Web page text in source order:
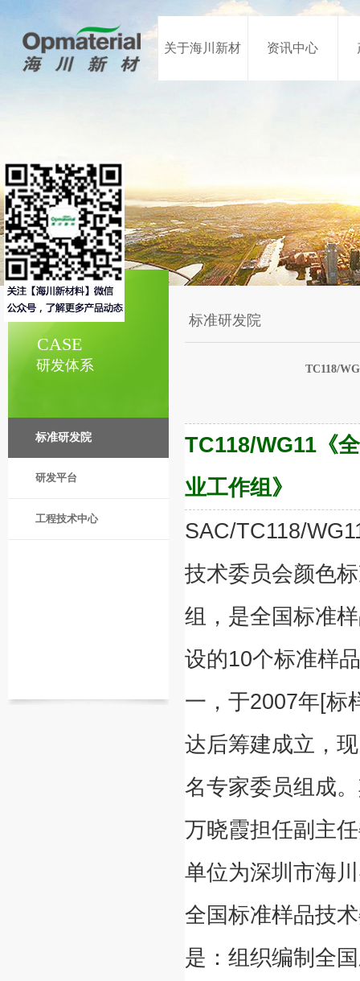
关于海川新材 资讯中心
研发体系
CASE
标准研发院
研发平台
工程技术中心
标准研发院
TC118/
TC118/WG11《
业工作组》
SAC/TC118/
技术委员会颜色
组，是全国标准
设的10个标准样
一，于2007年[标
达后筹建成立，
名专家委员组成
万晓霞担任副主
单位为深圳市海
全国标准样品技
是：组织编制全